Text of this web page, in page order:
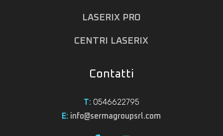
LASERIX PRO
CENTRI LASERIX
Contatti
T: 0546622795
E: info@sermagroupsrl.com